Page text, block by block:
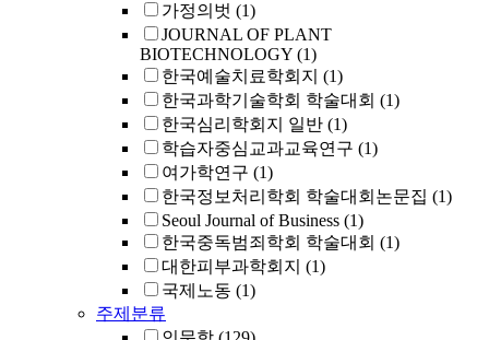
가정의벗 (1)
JOURNAL OF PLANT
BIOTECHNOLOGY (1)
한국예술치료학회지 (1)
한국과학기술학회 학술대회 (1)
한국심리학회지 일반 (1)
학습자중심교과교육연구 (1)
여가학연구 (1)
한국정보처리학회 학술대회논문집 (1)
Seoul Journal of Business (1)
한국중독범죄학회 학술대회 (1)
대한피부과학회지 (1)
국제노동 (1)
주제분류